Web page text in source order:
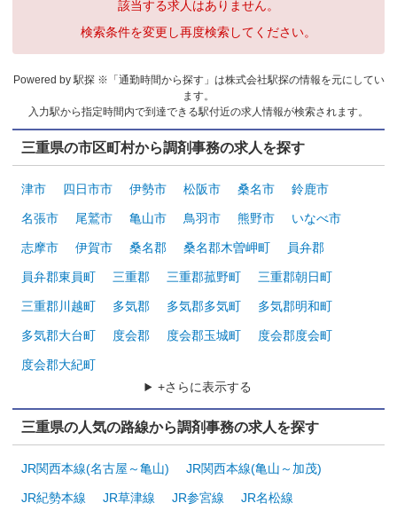
該当する求人はありません。
検索条件を変更し再度検索してください。
Powered by 駅探 ※「通勤時間から探す」は株式会社駅探の情報を元にしてい
ます。
入力駅から指定時間内で到達できる駅付近の求人情報が検索されます。
三重県の市区町村から調剤事務の求人を探す
津市 四日市市 伊勢市 松阪市 桑名市 鈴鹿市
名張市 尾鷲市 亀山市 鳥羽市 熊野市 いなべ市
志摩市 伊賀市 桑名郡 桑名郡木曽岬町 員弁郡
員弁郡東員町 三重郡 三重郡菰野町 三重郡朝日町
三重郡川越町 多気郡 多気郡多気町 多気郡明和町
多気郡大台町 度会郡 度会郡玉城町 度会郡度会町
度会郡大紀町
+さらに表示する
三重県の人気の路線から調剤事務の求人を探す
JR関西本線(名古屋～亀山) JR関西本線(亀山～加茂)
JR紀勢本線 JR草津線 JR参宮線 JR名松線